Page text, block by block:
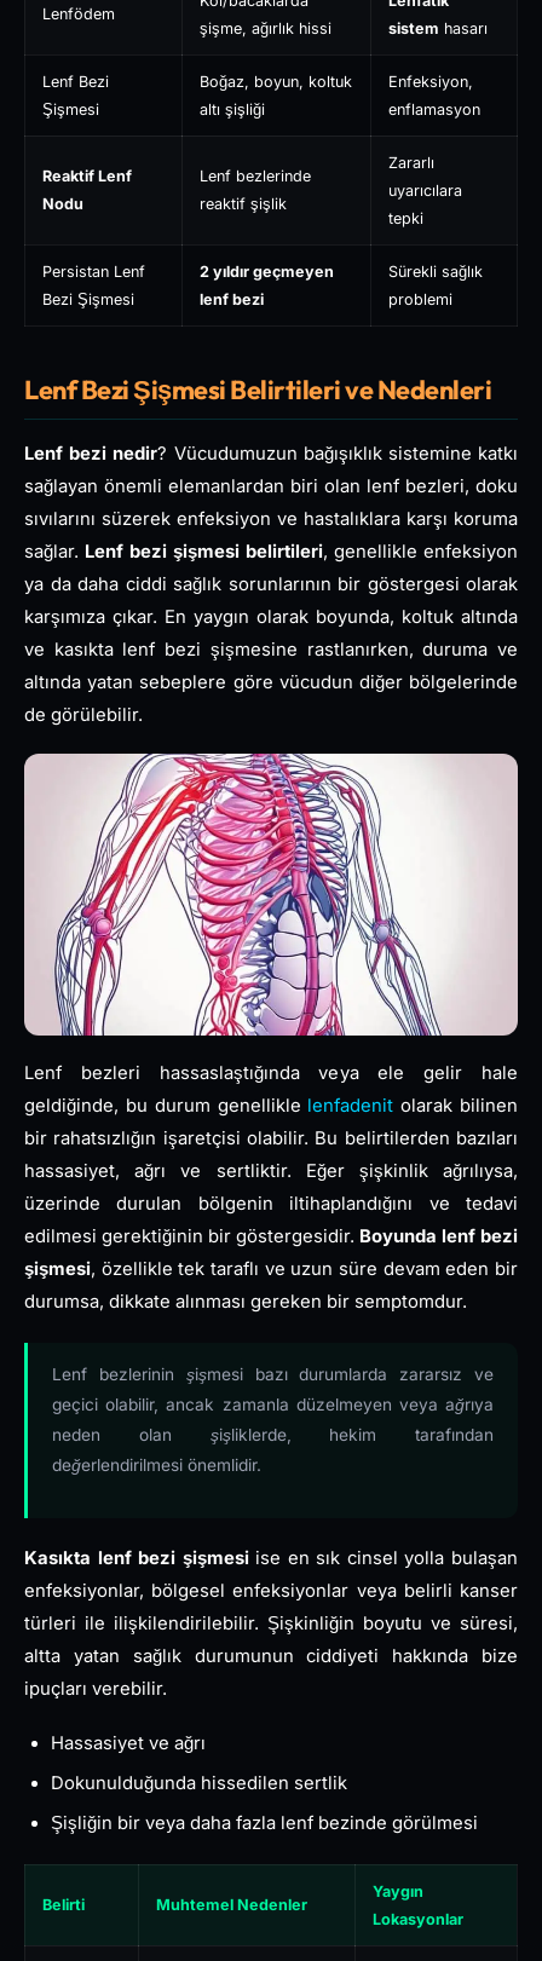
Lenfödem
şişme, ağırlık hissi
sistem hasarı
Lenf Bezi
Şişmesi
Boğaz, boyun, koltuk
altı şişliği
Enfeksiyon,
enflamasyon
Reaktif Lenf
Nodu
Lenf bezlerinde
reaktif şişlik
Zararlı
uyarıcılara
tepki
Persistan Lenf
Bezi Şişmesi
2 yıldır geçmeyen
lenf bezi
Sürekli sağlık
problemi
Lenf Bezi Şişmesi Belirtileri ve Nedenleri
Lenf bezi nedir? Vücudumuzun bağışıklık sistemine katkı
sağlayan önemli elemanlardan biri olan lenf bezleri, doku
sıvılarını süzerek enfeksiyon ve hastalıklara karşı koruma
sağlar. Lenf bezi şişmesi belirtileri, genellikle enfeksiyon
ya da daha ciddi sağlık sorunlarının bir göstergesi olarak
karşımıza çıkar. En yaygın olarak boyunda, koltuk altında
ve kasıkta lenf bezi şişmesine rastlanırken, duruma ve
altında yatan sebeplere göre vücudun diğer bölgelerinde
de görülebilir.
Lenf bezleri hassaslaştığında veya ele gelir hale
geldiğinde, bu durum genellikle lenfadenit olarak bilinen
bir rahatsızlığın işaretçisi olabilir. Bu belirtilerden bazıları
hassasiyet, ağrı ve sertliktir. Eğer şişkinlik ağrılıysa,
üzerinde durulan bölgenin iltihaplandığını ve tedavi
edilmesi gerektiğinin bir göstergesidir. Boyunda lenf bezi
şişmesi, özellikle tek taraflı ve uzun süre devam eden bir
durumsa, dikkate alınması gereken bir semptomdur.
Lenf bezlerinin şişmesi bazı durumlarda zararsız ve
geçici olabilir, ancak zamanla düzelmeyen veya ağrıya
neden olan şişliklerde, hekim tarafından
değerlendirilmesi önemlidir.
Kasıkta lenf bezi şişmesiise en sık cinsel yolla bulaşan
enfeksiyonlar, bölgesel enfeksiyonlar veya belirli kanser
türleri ile ilişkilendirilebilir. Şişkinliğin boyutu ve süresi,
altta yatan sağlık durumunun ciddiyeti hakkında bize
ipuçları verebilir.
Hassasiyet ve ağrı
Dokunulduğunda hissedilen sertlik
Şişliğin bir veya daha fazla lenf bezinde görülmesi
Belirti Muhtemel Nedenler
Yaygın
Lokasyonlar